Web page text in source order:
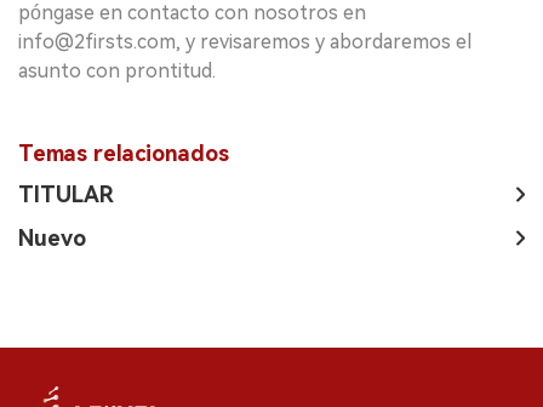
póngase en contacto con nosotros en
info@2firsts.com, y revisaremos y abordaremos el
asunto con prontitud.
Temas relacionados
TITULAR
Nuevo